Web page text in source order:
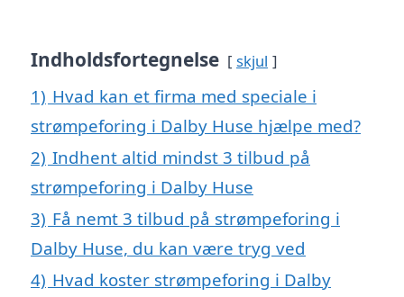
Indholdsfortegnelse skjul
1) Hvad kan et firma med speciale i
strømpeforing i Dalby Huse hjælpe med?
2) Indhent altid mindst 3 tilbud på
strømpeforing i Dalby Huse
3) Få nemt 3 tilbud på strømpeforing i
Dalby Huse, du kan være tryg ved
4) Hvad koster strømpeforing i Dalby